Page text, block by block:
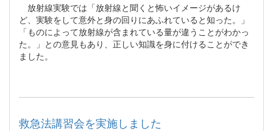
放射線実験では「放射線と聞くと怖いイメージがあるけ
ど、実験をして意外と身の回りにあふれていると知った。」
「ものによって放射線が含まれている量が違うことがわかっ
た。」との意見もあり、正しい知識を身に付けることができ
ました。
救急法講習会を実施しました